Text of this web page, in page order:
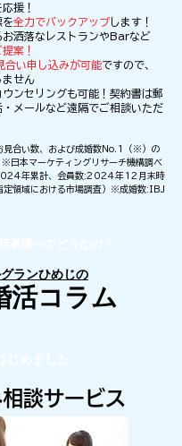
援！
を全力でバックアップ します！
お洒落なレストランやBarなど
案！
い申し込みが可能ですので、
せん
ウンセリングも可能！契約書は郵
メールなど遠隔でご相談いただ
見合い数、および成婚数No.1（※）の
日本マーケティングリサーチ機構調べ
年累計、会員数:2024年12月末時
領域における市場調査）※成婚数:IBJ
ランひめじの
活コラム
談サービス